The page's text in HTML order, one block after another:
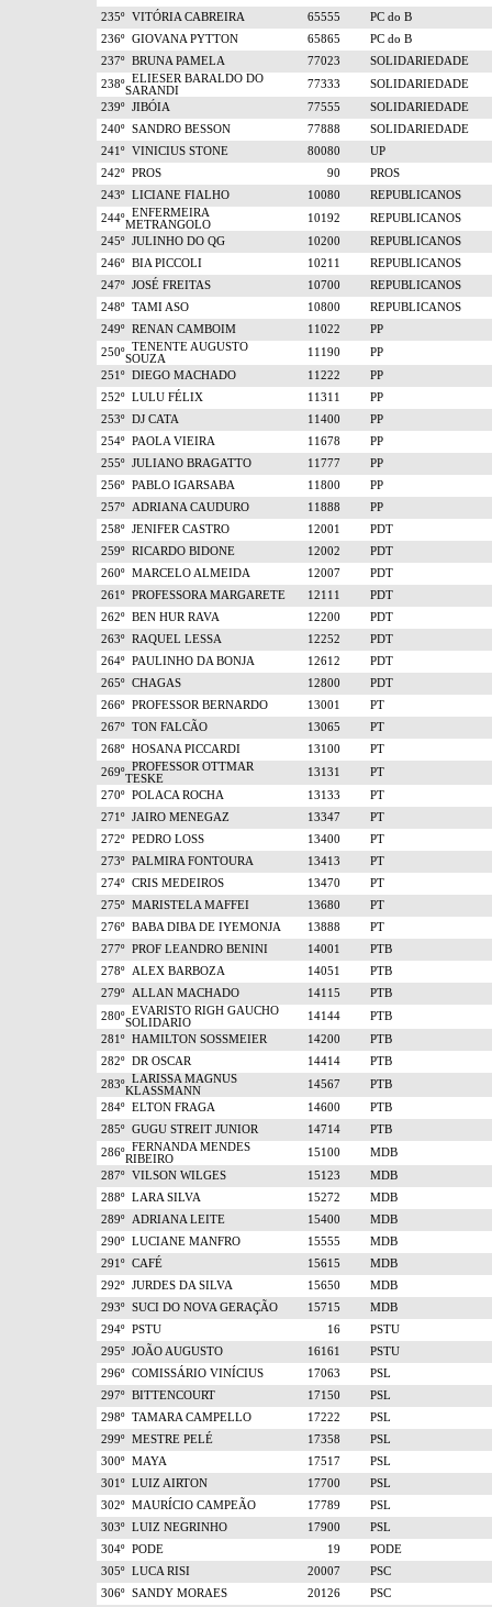
235º VITÓRIA CABREIRA 65555
PC do B
236º GIOVANA PYTTON 65865
PC do B
237º BRUNA PAMELA 77023
SOLIDARIEDADE
238º ELIESER BARALDO DO
SARANDI
77333
SOLIDARIEDADE
239º JIBÓIA 77555
SOLIDARIEDADE
240º SANDRO BESSON 77888
SOLIDARIEDADE
241º VINICIUS STONE 80080
UP
242º PROS 90
PROS
243º LICIANE FIALHO 10080
REPUBLICANOS
244º ENFERMEIRA
METRANGOLO
10192
REPUBLICANOS
245º JULINHO DO QG 10200
REPUBLICANOS
246º BIA PICCOLI 10211
REPUBLICANOS
247º JOSÉ FREITAS 10700
REPUBLICANOS
248º TAMI ASO 10800
REPUBLICANOS
249º RENAN CAMBOIM 11022
PP
250º TENENTE AUGUSTO
SOUZA
11190
PP
251º DIEGO MACHADO 11222
PP
252º LULU FÉLIX 11311
PP
253º DJ CATA 11400
PP
254º PAOLA VIEIRA 11678
PP
255º JULIANO BRAGATTO 11777
PP
256º PABLO IGARSABA 11800
PP
257º ADRIANA CAUDURO 11888
PP
258º JENIFER CASTRO 12001
PDT
259º RICARDO BIDONE 12002
PDT
260º MARCELO ALMEIDA 12007
PDT
261º PROFESSORA MARGARETE 12111
PDT
262º BEN HUR RAVA 12200
PDT
263º RAQUEL LESSA 12252
PDT
264º PAULINHO DA BONJA 12612
PDT
265º CHAGAS 12800
PDT
266º PROFESSOR BERNARDO 13001
PT
267º TON FALCÃO 13065
PT
268º HOSANA PICCARDI 13100
PT
269º PROFESSOR OTTMAR
TESKE
13131
PT
270º POLACA ROCHA 13133
PT
271º JAIRO MENEGAZ 13347
PT
272º PEDRO LOSS 13400
PT
273º PALMIRA FONTOURA 13413
PT
274º CRIS MEDEIROS 13470
PT
275º MARISTELA MAFFEI 13680
PT
276º BABA DIBA DE IYEMONJA 13888
PT
277º PROF LEANDRO BENINI 14001
PTB
278º ALEX BARBOZA 14051
PTB
279º ALLAN MACHADO 14115
PTB
280º EVARISTO RIGH GAUCHO
SOLIDARIO
14144
PTB
281º HAMILTON SOSSMEIER 14200
PTB
282º DR OSCAR 14414
PTB
283º LARISSA MAGNUS
KLASSMANN
14567
PTB
284º ELTON FRAGA 14600
PTB
285º GUGU STREIT JUNIOR 14714
PTB
286º FERNANDA MENDES
RIBEIRO
15100
MDB
287º VILSON WILGES 15123
MDB
288º LARA SILVA 15272
MDB
289º ADRIANA LEITE 15400
MDB
290º LUCIANE MANFRO 15555
MDB
291º CAFÉ 15615
MDB
292º JURDES DA SILVA 15650
MDB
293º SUCI DO NOVA GERAÇÃO 15715
MDB
294º PSTU 16
PSTU
295º JOÃO AUGUSTO 16161
PSTU
296º COMISSÁRIO VINÍCIUS 17063
PSL
297º BITTENCOURT 17150
PSL
298º TAMARA CAMPELLO 17222
PSL
299º MESTRE PELÉ 17358
PSL
300º MAYA 17517
PSL
301º LUIZ AIRTON 17700
PSL
302º MAURÍCIO CAMPEÃO 17789
PSL
303º LUIZ NEGRINHO 17900
PSL
304º PODE 19
PODE
305º LUCA RISI 20007
PSC
306º SANDY MORAES 20126
PSC